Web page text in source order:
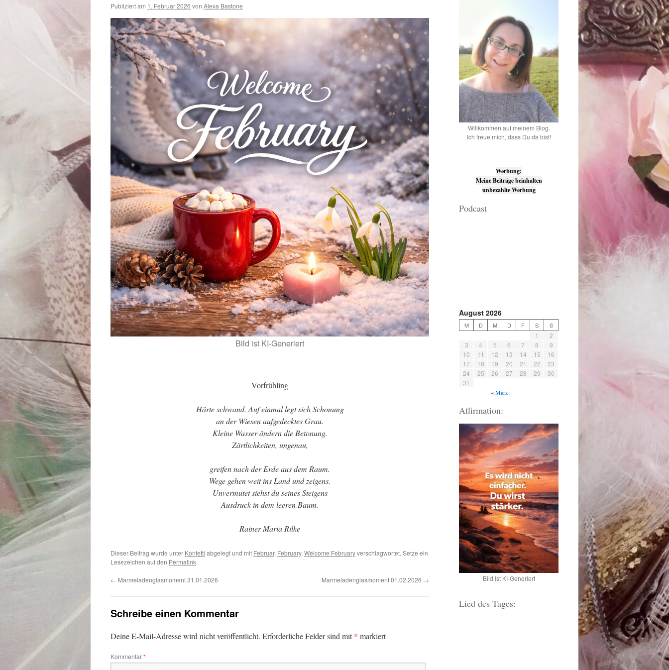
Publiziert am 1. Februar 2026 von Alexa Bastone
Bild ist KI-Generiert
Vorfrühling
Härte schwand. Auf einmal legt sich Schonung
an der Wiesen aufgedecktes Grau.
Kleine Wasser ändern die Betonung.
Zärtlichkeiten, ungenau,
greifen nach der Erde aus dem Raum.
Wege gehen weit ins Land und zeigens.
Unvermutet siehst du seines Steigens
Ausdruck in dem leeren Baum.
Rainer Maria Rilke
Dieser Beitrag wurde unter Konfetti abgelegt und mit Februar, February, Welcome Februaryverschlagwortet. Setze ein
Lesezeichen auf den Permalink.
← Marmeladenglasmoment 31.01.2026 Marmeladenglasmoment 01.02.2026 →
Schreibe einen Kommentar
Deine E-Mail-Adresse wird nicht veröffentlicht. Erforderliche Felder sind mit* markiert
Kommentar*
Willkommen auf meinem Blog.
Ich freue mich, dass Du da bist!
Werbung:
Meine Beiträge beinhalten
unbezahlte Werbung
Podcast
August 2026
M D M D F S S
1
2
3
4 5 6 7 8
9
10
11 12 13 14 15
16
17
18 19 20 21 22
23
24
25 26 27 28 29
30
31
« März
Affirmation:
Bild ist KI-Generiert
Lied des Tages: